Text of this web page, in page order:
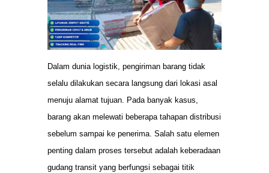
Dalam dunia logistik, pengiriman barang tidak
selalu dilakukan secara langsung dari lokasi asal
menuju alamat tujuan. Pada banyak kasus,
barang akan melewati beberapa tahapan distribusi
sebelum sampai ke penerima. Salah satu elemen
penting dalam proses tersebut adalah keberadaan
gudang transit yang berfungsi sebagai titik